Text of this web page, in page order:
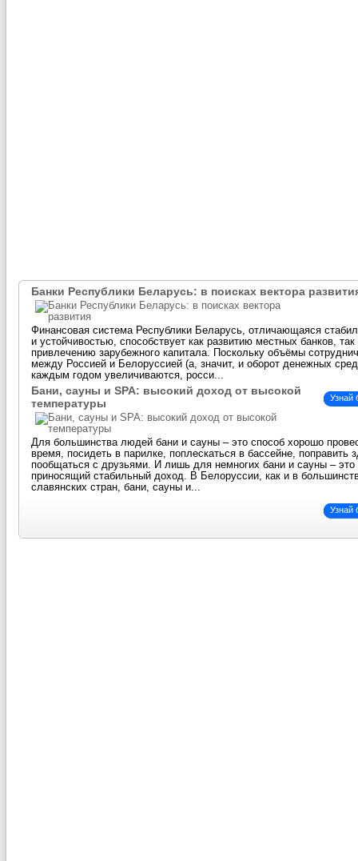
Банки Республики Беларусь: в поисках вектора
Финансовая система Республики Беларусь, отличающаяся
и устойчивостью, способствует как развитию местных банков, так
привлечению зарубежного капитала. Поскольку объёмы
между Россией и Белоруссией (а, значит, и оборот денежных
каждым годом увеличиваются, росси...
Узнай
Бани, сауны и SPA: высокий доход от высокой
температуры
Для большинства людей бани и сауны – это способ хорошо
время, посидеть в парилке, поплескаться в бассейне, поправить
пообщаться с друзьями. И лишь для немногих бани и сауны – это
приносящий стабильный доход. В Белоруссии, как и в
славянских стран, бани, сауны и...
Узнай